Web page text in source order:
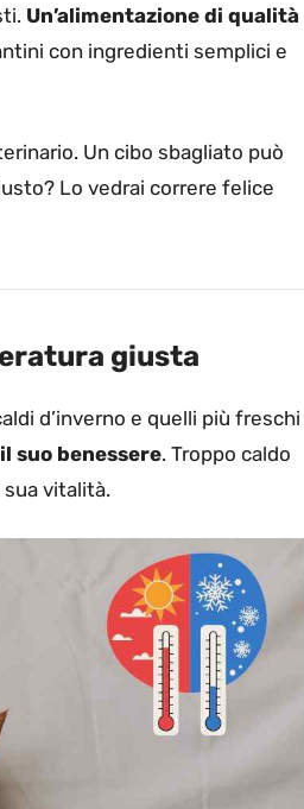
Un’alimentazione di qualità
con ingredienti semplici e
Un cibo sbagliato può
Lo vedrai correre felice
giusta
d’inverno e quelli più freschi
suo benessere. Troppo caldo
vitalità.